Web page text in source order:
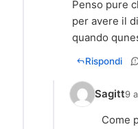
Penso pure
per avere il
quando
Rispondi
Sagitt9
Come